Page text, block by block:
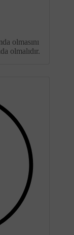
olmasını
olmalıdır.